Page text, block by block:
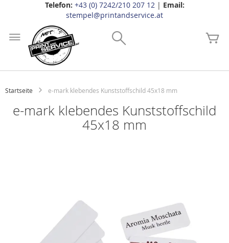
Telefon: +43 (0) 7242/210 207 12| Email:
stempel@printandservice.at
Inhalt
springen
Startseite e-mark klebendes Kunststoffschild 45x18 mm
e-mark klebendes Kunststoffschild
45x18 mm